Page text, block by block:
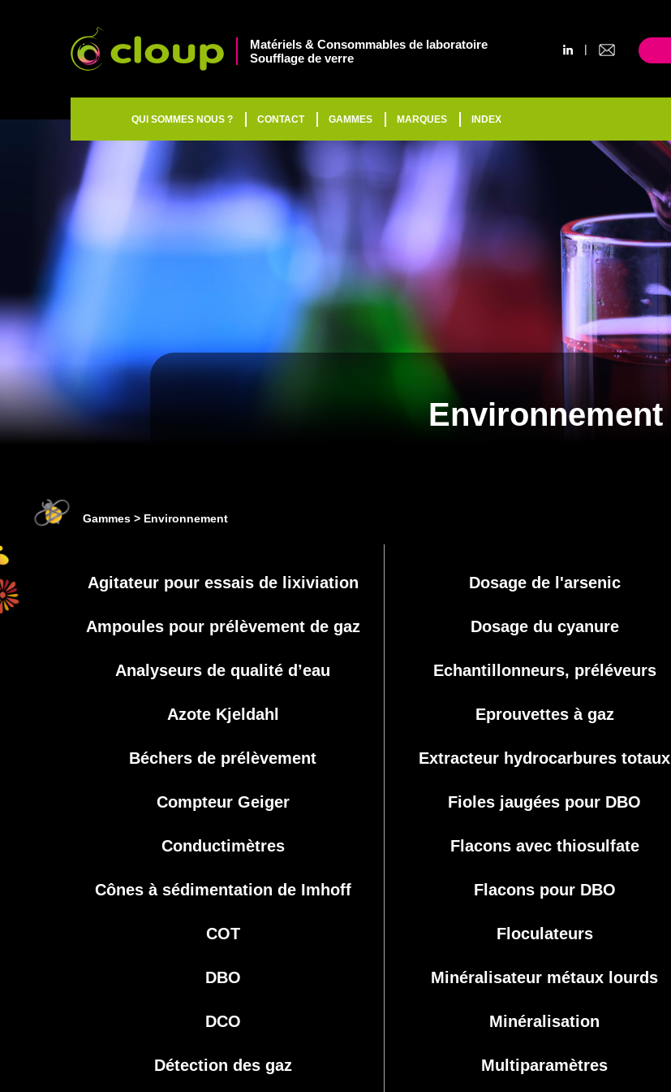
Matériels & Consommables de laboratoire
Soufflage de verre
|
QUI SOMMES NOUS ? CONTACT GAMMES MARQUES INDEX
Environnement
Gammes Environnement
Agitateur pour essais de lixiviation
Ampoules pour prélèvement de gaz
Analyseurs de qualité d’eau
Azote Kjeldahl
Béchers de prélèvement
Compteur Geiger
Conductimètres
Cônes à sédimentation de Imhoff
COT
DBO
DCO
Détection des gaz
Dosage de l'arsenic
Dosage du cyanure
Echantillonneurs, préléveurs
Eprouvettes à gaz
Extracteur hydrocarbures totaux
Fioles jaugées pour DBO
Flacons avec thiosulfate
Flacons pour DBO
Floculateurs
Minéralisateur métaux lourds
Minéralisation
Multiparamètres